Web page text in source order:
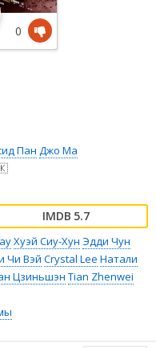
Пан Джо Ма
5.7
Хуэй Сиу-Хун Эдди Чун
Чи Вэй Crystal Lee Натали
Цзиньшэн Tian Zhenwei
0